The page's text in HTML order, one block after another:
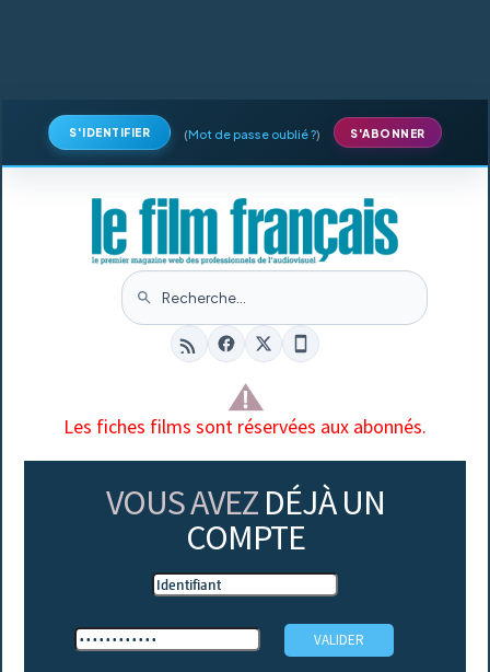
S'IDENTIFIER (Mot de passe oublié ?) S'ABONNER
Les fiches films sont réservées aux abonnés.
VOUS AVEZ DÉJÀ UN
COMPTE